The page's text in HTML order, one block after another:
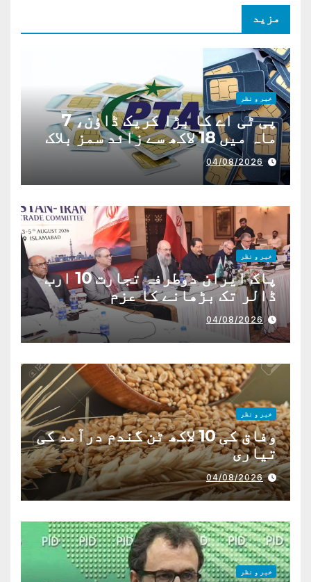
مزید
خبر و نظر
پی ٹی اے کا بڑا کریک ڈاؤن، 7
ماہ میں 18 لاکھ سے زائد سمز بلاک
04/08/2026
خبر و نظر
پاک ایران دوطرفہ تجارت 10 ارب
ڈالر تک بڑھانے کا عزم
04/08/2026
خبر و نظر
وفاق کی 10 لاکھ ٹن گندم درآمد کی
تیاری
04/08/2026
خبر و نظر